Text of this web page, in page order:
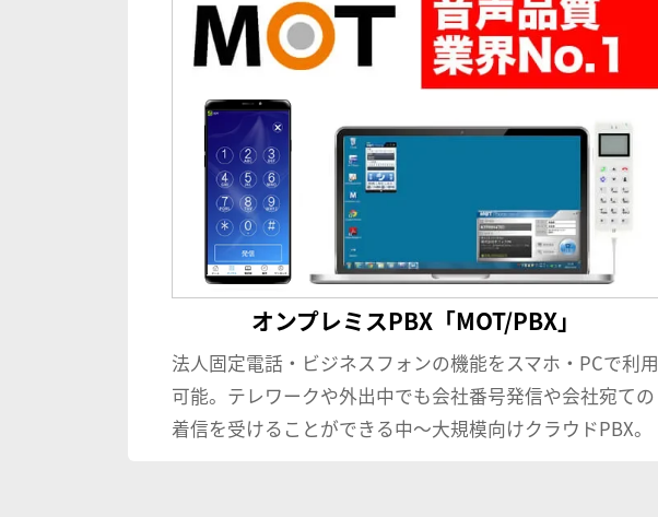
オンプレミスPBX「MOT/PBX」
法人固定電話・ビジネスフォンの機能をスマホ・PCで利用
可能。テレワークや外出中でも会社番号発信や会社宛ての
着信を受けることができる中〜大規模向けクラウドPBX。